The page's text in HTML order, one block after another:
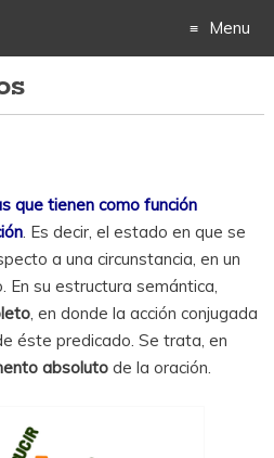
Menu
que tienen como función
. Es decir, el estado en que se
a una circunstancia, en un
su estructura semántica,
, en donde la acción conjugada
éste predicado. Se trata, en
absolutode la oración.